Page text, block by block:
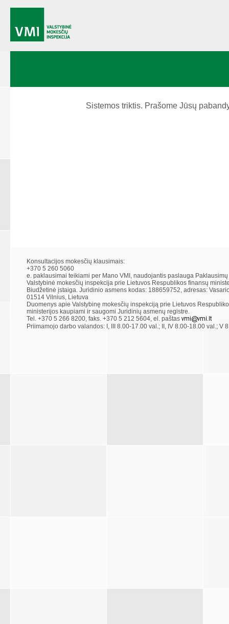
Konsultacijos mokesčių klausimais:
+370 5 260 5060
e. paklausimai teikiami per Mano VMI, naudojantis paslauga
Valstybinė mokesčių inspekcija prie Lietuvos Respublikos finansų
Biudžetinė įstaiga. Juridinio asmens kodas: 188659752, adresas:
01514 Vilnius, Lietuva
Duomenys apie Valstybinę mokesčių inspekciją prie Lietuvos
ministerijos kaupiami ir saugomi Juridinių asmenų registre.
Tel. +370 5 266 8200, faks. +370 5 212 5604, el. paštas
Priimamojo darbo valandos: I, III 8.00-17.00 val.; II, IV 8.00-18.00 val.; V